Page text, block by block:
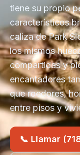
tiene su propio
característicos
caliza de Park
los mismos
compartidas y
encantadores
que roedores,
entre pisos y
📞 Llamar